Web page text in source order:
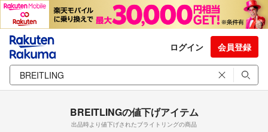
ログイン 会員登録
BREITLINGの値下げアイテム
出品時より値下げされたブライトリングの商品